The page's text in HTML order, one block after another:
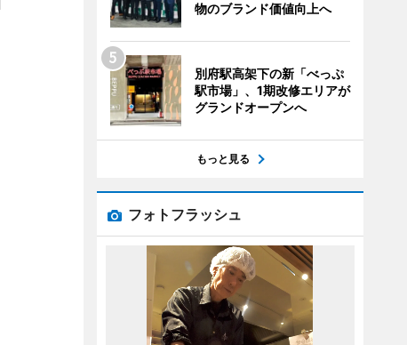
物のブランド価値向上へ
別府駅高架下の新「べっぷ
駅市場」、1期改修エリアが
グランドオープンへ
もっと見る
フォトフラッシュ